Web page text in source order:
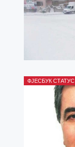
ФЈЕСБУК СТАТУС